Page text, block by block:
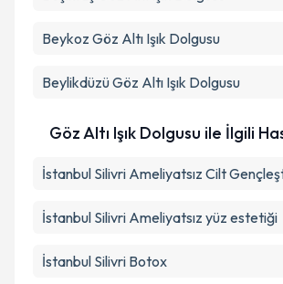
Beykoz Göz Altı Işık Dolgusu
BeylikdüzüGöz Altı Işık Dolgusu
Göz Altı Işık Dolgusu ile İlgili
İstanbul Silivri Ameliyatsız Cilt
İstanbul Silivri Ameliyatsız yüz estetiği
İstanbul Silivri Botox